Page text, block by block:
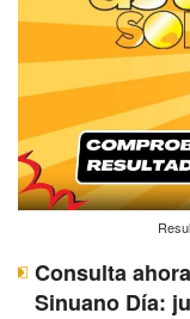
Consulta
Sinuano Día: